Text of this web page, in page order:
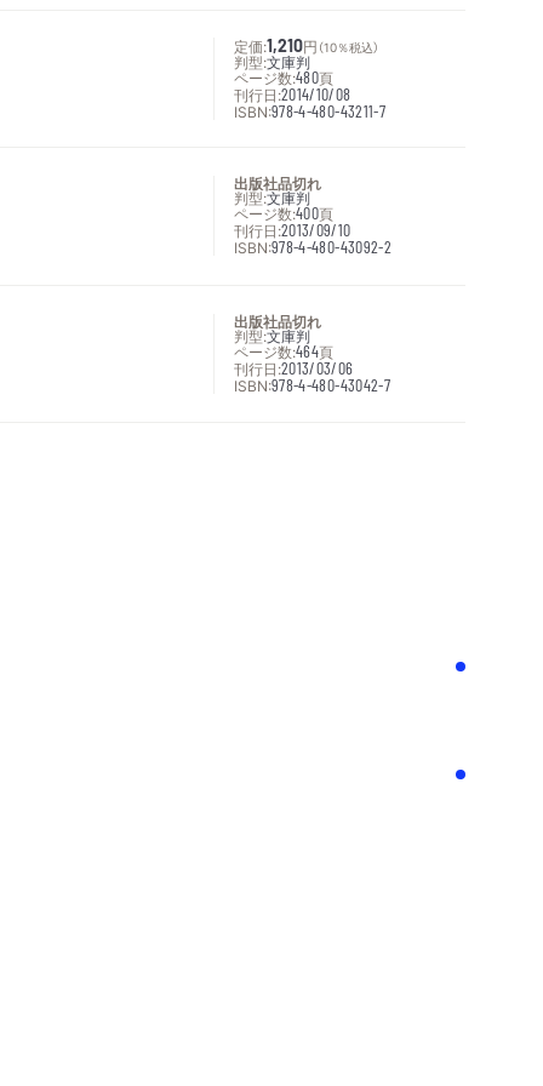
定価:1,210円 （10％税込）
判型:文庫判
ページ数:480頁
刊行日:2014/10/08
ISBN:978-4-480-43211-7
出版社品切れ
判型:文庫判
ページ数:400頁
刊行日:2013/09/10
ISBN:978-4-480-43092-2
出版社品切れ
判型:文庫判
ページ数:464頁
刊行日:2013/03/06
ISBN:978-4-480-43042-7